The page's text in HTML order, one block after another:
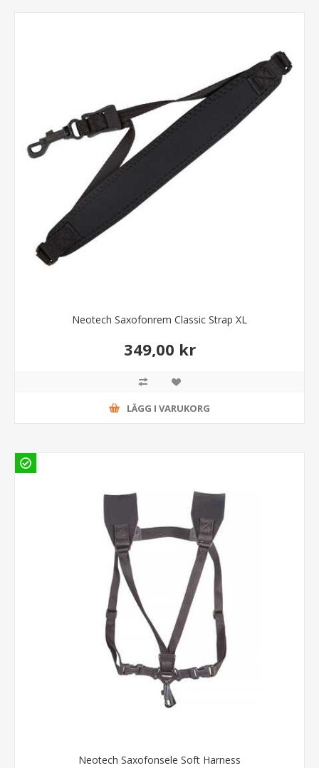
Neotech Saxofonrem Classic Strap XL
349,00 kr
LÄGG I VARUKORG
Neotech Saxofonsele Soft Harness